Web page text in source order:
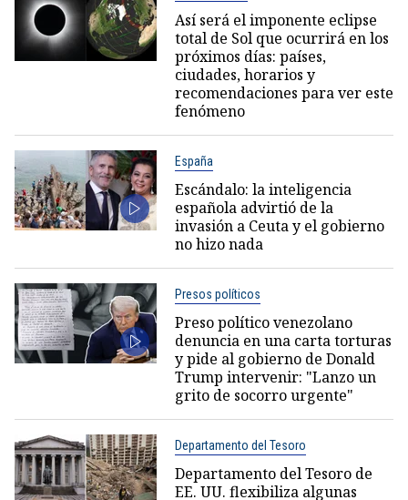
Así será el imponente eclipse
total de Sol que ocurrirá en los
próximos días: países,
ciudades, horarios y
recomendaciones para ver este
fenómeno
España
Escándalo: la inteligencia
española advirtió de la
invasión a Ceuta y el gobierno
no hizo nada
Presos políticos
Preso político venezolano
denuncia en una carta torturas
y pide al gobierno de Donald
Trump intervenir: "Lanzo un
grito de socorro urgente"
Departamento del Tesoro
Departamento del Tesoro de
EE. UU. flexibiliza algunas